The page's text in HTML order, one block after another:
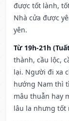
được tốt lành,
Nhà cửa được
yên.
Từ 19h-21h
thành, cầu lộc,
lại. Người đi xa
hướng Nam thì
mâu thuẫn hay
lâu la nhưng tốt